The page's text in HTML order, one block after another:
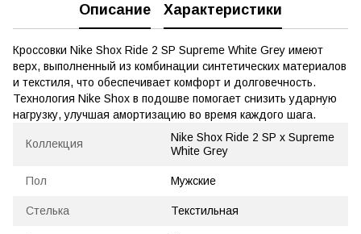
Описание Характеристики
Кроссовки Nike Shox Ride 2 SP Supreme White Grey имеют
верх, выполненный из комбинации синтетических материалов
и текстиля, что обеспечивает комфорт и долговечность.
Технология Nike Shox в подошве помогает снизить ударную
нагрузку, улучшая амортизацию во время каждого шага.
Коллекция
Nike Shox Ride 2 SP x Supreme
White Grey
Пол Мужские
Стелька Текстильная